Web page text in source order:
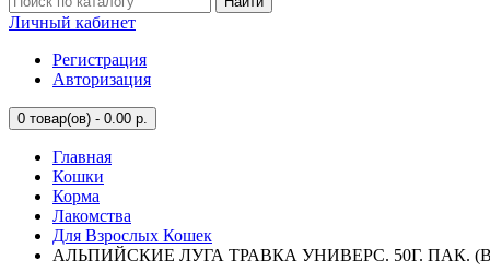
Личный кабинет
Регистрация
Авторизация
0 товар(ов) - 0.00 р.
Главная
Кошки
Корма
Лакомства
Для Взрослых Кошек
АЛЬПИЙСКИЕ ЛУГА ТРАВКА УНИВЕРС. 50Г. ПАК.